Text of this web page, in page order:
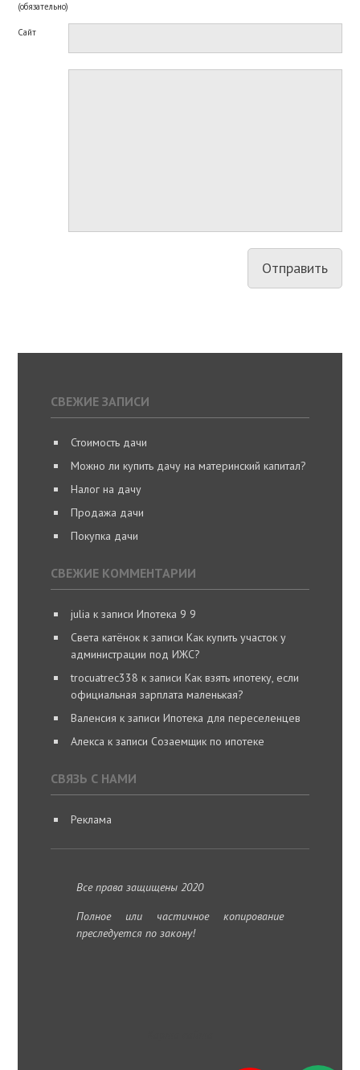
(обязательно)
Сайт
СВЕЖИЕ ЗАПИСИ
Стоимость дачи
Можно ли купить дачу на материнский капитал?
Налог на дачу
Продажа дачи
Покупка дачи
СВЕЖИЕ КОММЕНТАРИИ
julia к записи Ипотека 9 9
Света катёнокк записи Как купить участок у
администрации под ИЖС?
trocuatrec338 к записи Как взять ипотеку, если
официальная зарплата маленькая?
Валенсия к записи Ипотека для переселенцев
Алекса к записи Созаемщик по ипотеке
СВЯЗЬ С НАМИ
Реклама
Все права защищены 2020
Полное или частичное копирование
преследуется по закону!